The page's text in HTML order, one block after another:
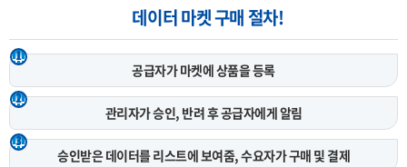
데이터 마켓 구매 절차!
1
공급자가 마켓에상품을 등록
2
관리자가 승인, 반려 후공급자에게 알림
3
승인받은 데이터를 리스트에 보여줌,수요자가 구매 및 결제